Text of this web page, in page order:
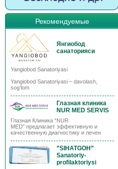
Рекомендуемые
Янгиобод
санаторияси
Yangiobod Sanatoriyasi
Yangiobod Sanatoriyasi – davolash,
sog’lom
Глазная клиника
NUR MED SERVIS
Глазная Клиника “NUR
MED” предлагает эффективную и
качественную диагностику и лечен
”SIHATGOH”
Sanatoriy-
profilaktoriysi